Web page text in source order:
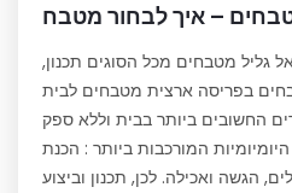
– איך לבחור מטבח
גליל מטבחים מכל הסוגים תכנון,
בפריסה ארצית מטבחים לבית
החשובים ביותר בבית וללא ספק
המורכבות ביותר : הכנת
הגשה ואכילה. לכן, תכנון וביצוע